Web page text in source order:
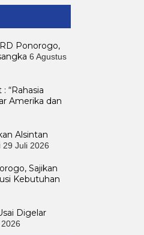
Ponorogo,
6 Agustus
“Rahasia
Amerika dan
Alsintan
29 Juli 2026
Sajikan
Kebutuhan
Digelar